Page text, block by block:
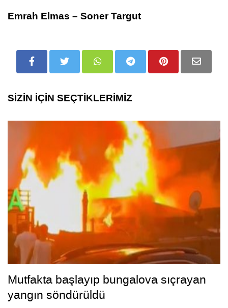
Emrah Elmas – Soner Targut
SİZİN İÇİN SEÇTİKLERİMİZ
Mutfakta başlayıp bungalova sıçrayan
yangın söndürüldü